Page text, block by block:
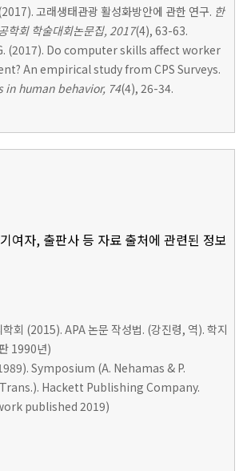
고래생태관광 활성화방안에 관한 연구. 한
학회 학술대회논문집, 2017(4), 63-63.
(2017). Do computer skills affect worker
An empirical study from CPS Surveys.
in human behavior, 74(4), 26-34.
여자, 출판사 등 자료 출처에 관련된 정보
학회 (2015). APA 논문 작성법. (강진령, 역). 학지
1990년)
Symposium (A. Nehamas & P.
Hackett Publishing Company.
published 2019)